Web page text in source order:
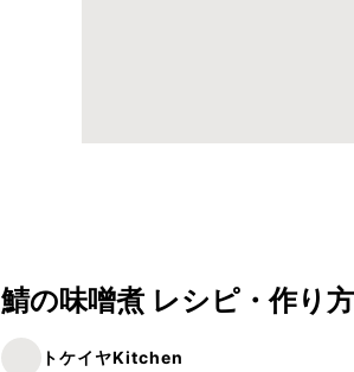
鯖の味噌煮 レシピ・作り方
トケイヤKitchen